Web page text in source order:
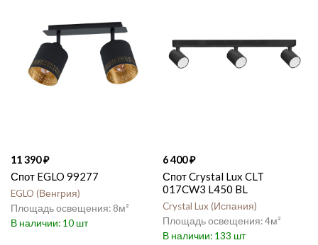
11 390
Спот EGLO 99277
EGLO Венгрия
8
10
6 400
Спот Crystal Lux CLT
017CW3 L450 BL
Crystal Lux Испания
4
133